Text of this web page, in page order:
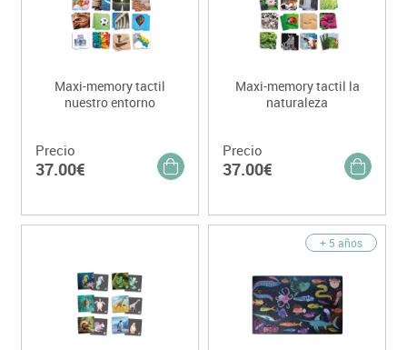
Maxi-memory tactil
nuestro entorno
Precio
37.00€
Maxi-memory tactil la
naturaleza
Precio
37.00€
+ 5 años